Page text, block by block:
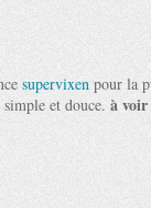
supervixen pour la
et douce. à